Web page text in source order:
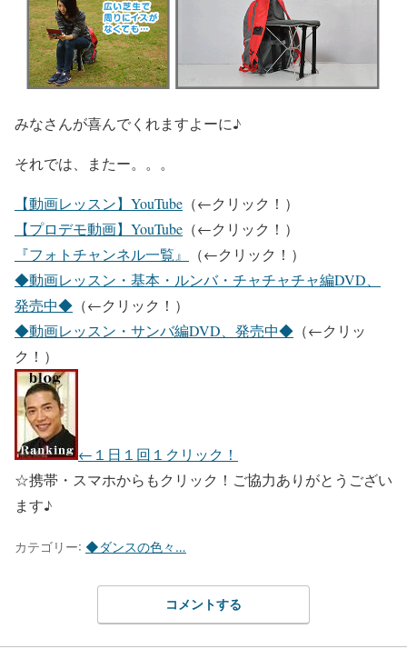
みなさんが喜んでくれますよーに♪
それでは、またー。。。
【動画レッスン】YouTube （←クリック！）
【プロデモ動画】YouTube （←クリック！）
『フォトチャンネル一覧』
（←クリック！）
◆動画レッスン・基本・ルンバ・チャチャチャ編DVD、
発売中◆ （←クリック！）
◆動画レッスン・サンバ編DVD、発売中◆ （←クリッ
ク！）
←１日１回１クリック！
☆携帯・スマホからもクリック！ご協力ありがとうござい
ます♪
カテゴリー: ◆ダンスの色々…
コメントする